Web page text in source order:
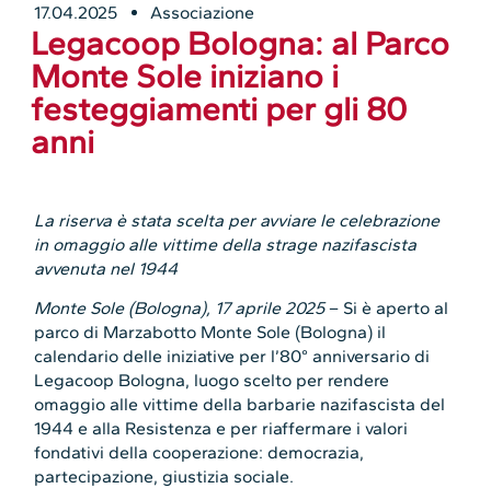
17.04.2025 Associazione
Legacoop Bologna: al Parco
Monte Sole iniziano i
festeggiamenti per gli 80
anni
La riserva è stata scelta per avviare le celebrazione
in omaggio alle vittime della strage nazifascista
avvenuta nel 1944
Monte Sole (Bologna), 17 aprile 2025– Si è aperto al
parco di Marzabotto Monte Sole (Bologna) il
calendario delle iniziative per l’80° anniversario di
Legacoop Bologna, luogo scelto per rendere
omaggio alle vittime della barbarie nazifascista del
1944 e alla Resistenza e per riaffermare i valori
fondativi della cooperazione: democrazia,
partecipazione, giustizia sociale.